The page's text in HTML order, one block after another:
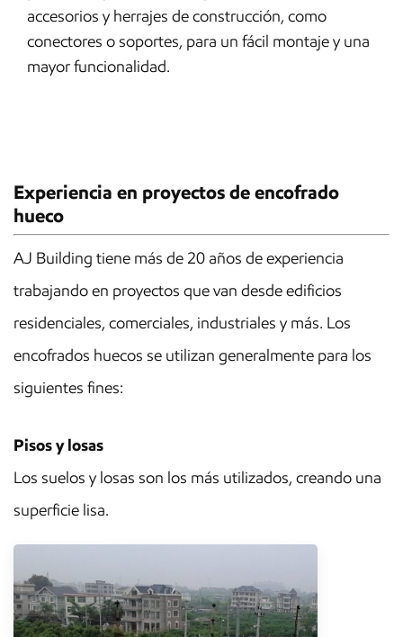
accesorios y herrajes de construcción, como
conectores o soportes, para un fácil montaje y una
mayor funcionalidad.
Experiencia en proyectos de encofrado
hueco
AJ Building tiene más de 20 años de experiencia
trabajando en proyectos que van desde edificios
residenciales, comerciales, industriales y más. Los
encofrados huecos se utilizan generalmente para los
siguientes fines:
Pisos y losas
Los suelos y losas son los más utilizados, creando una
superficie lisa.